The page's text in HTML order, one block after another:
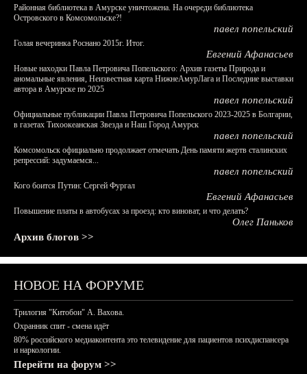
Районная библиотека в Амурске уничтожена. На очереди библиотека
Островского в Комсомольске?!
павел попельский
Голая вечеринка Роснано 2015г. Итог.
Евгений Афанасьев
Новые находки Павла Петровича Попельского: Архив газеты Природа и
аномальные явления, Неизвестная карта НижнеАмурЛага и Последние выставки
автора в Амурске по 2025
павел попельский
Официальные публикации Павла Петровича Попельского 2023-2025 в Болгарии,
в газетах Тихоокеанская Звезда и Наш Город Амурск
павел попельский
Комсомольск официально продолжает отмечать День памяти жертв сталинских
репрессий: задумаемся...
павел попельский
Кого боится Путин: Сергей Фургал
Евгений Афанасьев
Повышение платы в автобусах за проезд: кто виноват, и что делать?
Олег Паньков
Архив блогов >>
НОВОЕ НА ФОРУМЕ
Трилогия "Китобои" А. Вахова.
Охранник спит - смена идёт
80% российского медиаконтента это телевидение для пациентов психдиспансера
и наркологии.
Перейти на форум >>